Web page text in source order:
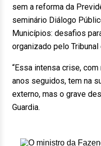
sem a reforma da
seminário Diálogo
Municípios: desafios
organizado pelo Tribunal
“Essa intensa crise,
anos seguidos, tem na
externo, mas o grave
Guardia.